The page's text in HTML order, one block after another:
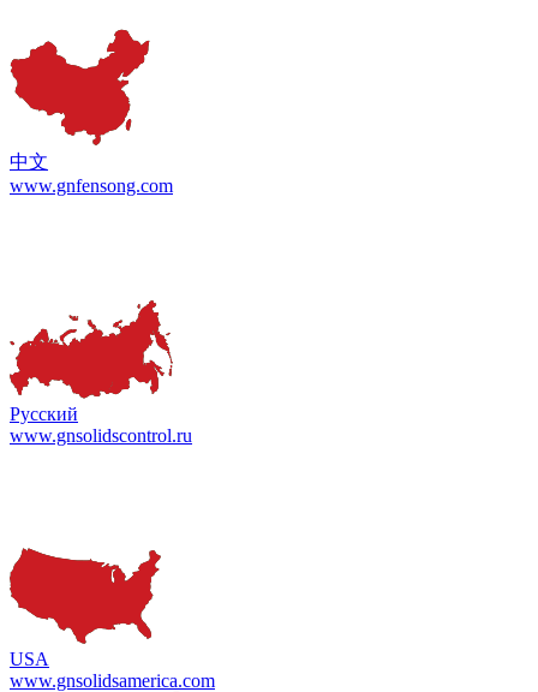
中文
www.gnfensong.com
Русский
www.gnsolidscontrol.ru
USA
www.gnsolidsamerica.com